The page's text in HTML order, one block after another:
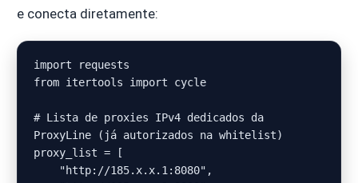
e conecta diretamente:
import requests
from itertools import cycle
# Lista de proxies IPv4 dedicados da
ProxyLine (já autorizados na whitelist)
proxy_list = [